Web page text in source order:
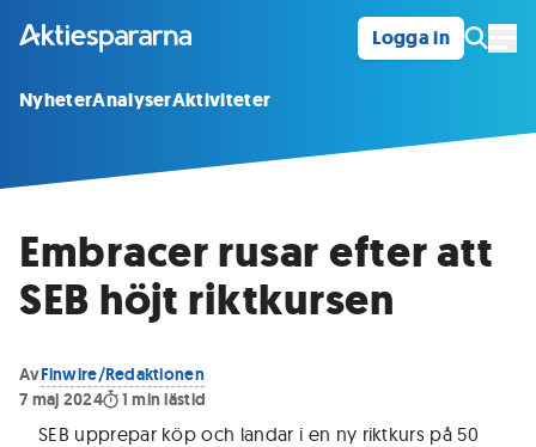
Logga in
NyheterAnalyserAktiviteter
Embracer rusar efter att
SEB höjt riktkursen
AvFinwire/Redaktionen
7 maj 2024
1 min lästid
SEB upprepar köp och landar i en ny riktkurs på 50